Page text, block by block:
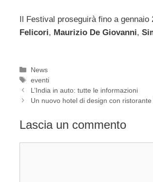
Il Festival proseguirà fino a
Felicori, Maurizio De Giovanni,
Categorie
News
Tag
eventi
L’India in auto: tutte le informazioni
Un nuovo hotel di design con
Lascia un commento